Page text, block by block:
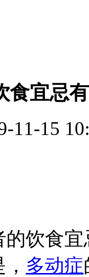
食宜忌
11-15
食宜
多动症